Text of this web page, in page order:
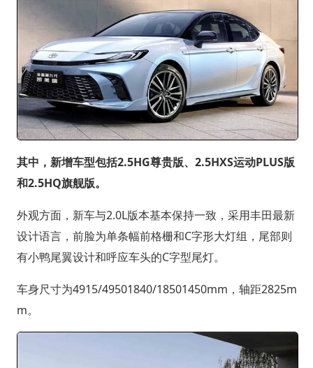
其中，新增车型包括2.5HG尊贵版、2.5HXS运动PLUS版
和2.5HQ旗舰版。
外观方面，新车与2.0L版本基本保持一致，采用丰田最新
设计语言，前脸为单条幅前格栅和C字形大灯组，尾部则
有小鸭尾翼设计和呼应车头的C字型尾灯。
车身尺寸为4915/49501840/18501450mm，轴距2825m
m。